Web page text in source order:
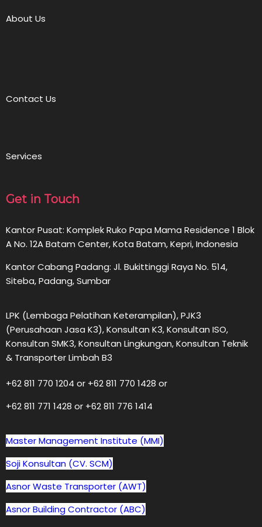
About Us
Contact Us
Services
Get in Touch
Kantor Pusat: Komplek Ruko Papa Mama Residence 1 Blok
A No. 12A Batam Center, Kota Batam, Kepri, Indonesia
Kantor Cabang Padang: Jl. Bukittinggi Raya No. 514,
Siteba, Padang, Sumbar
LPK (Lembaga Pelatihan Keterampilan), PJK3
(Perusahaan Jasa K3), Konsultan K3, Konsultan ISO,
Konsultan SMK3, Konsultan Lingkungan, Konsultan Teknik
& Transporter Limbah B3
+62 811 770 1204 or +62 811 770 1428 or
+62 811 771 1428 or +62 811 776 1414
Master Management Institute (MMI)
Soji Konsultan (CV. SCM)
Asnor Waste Transporter (AWT)
Asnor Building Contractor (ABC)